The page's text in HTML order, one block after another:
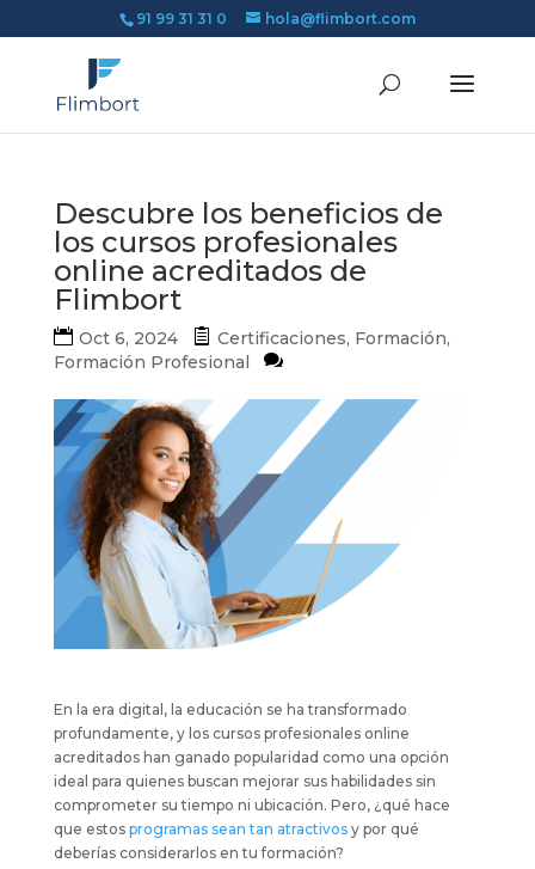
91 99 31 31 0 hola@flimbort.com
Descubre los beneficios de
los cursos profesionales
online acreditados de
Flimbort
Oct 6, 2024 Certificaciones, Formación,
Formación Profesional
En la era digital, la educación se ha transformado
profundamente, y los cursos profesionales online
acreditados han ganado popularidad como una opción
ideal para quienes buscan mejorar sus habilidades sin
comprometer su tiempo ni ubicación. Pero, ¿qué hace
que estos programas sean tan atractivosy por qué
deberías considerarlos en tu formación?